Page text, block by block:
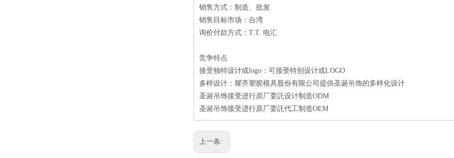
销售方式：制造、批发
销售目标市场：台湾
询价付款方式：T.T. 电汇
竞争特点
接受独特设计或logo：可接受特别设计或LOGO
多样设计：耀齐塑胶模具股份有限公司提供圣诞吊饰的多样化设计
圣诞吊饰接受进行原厂委託设计制造ODM
圣诞吊饰接受进行原厂委託代工制造OEM
上一条: